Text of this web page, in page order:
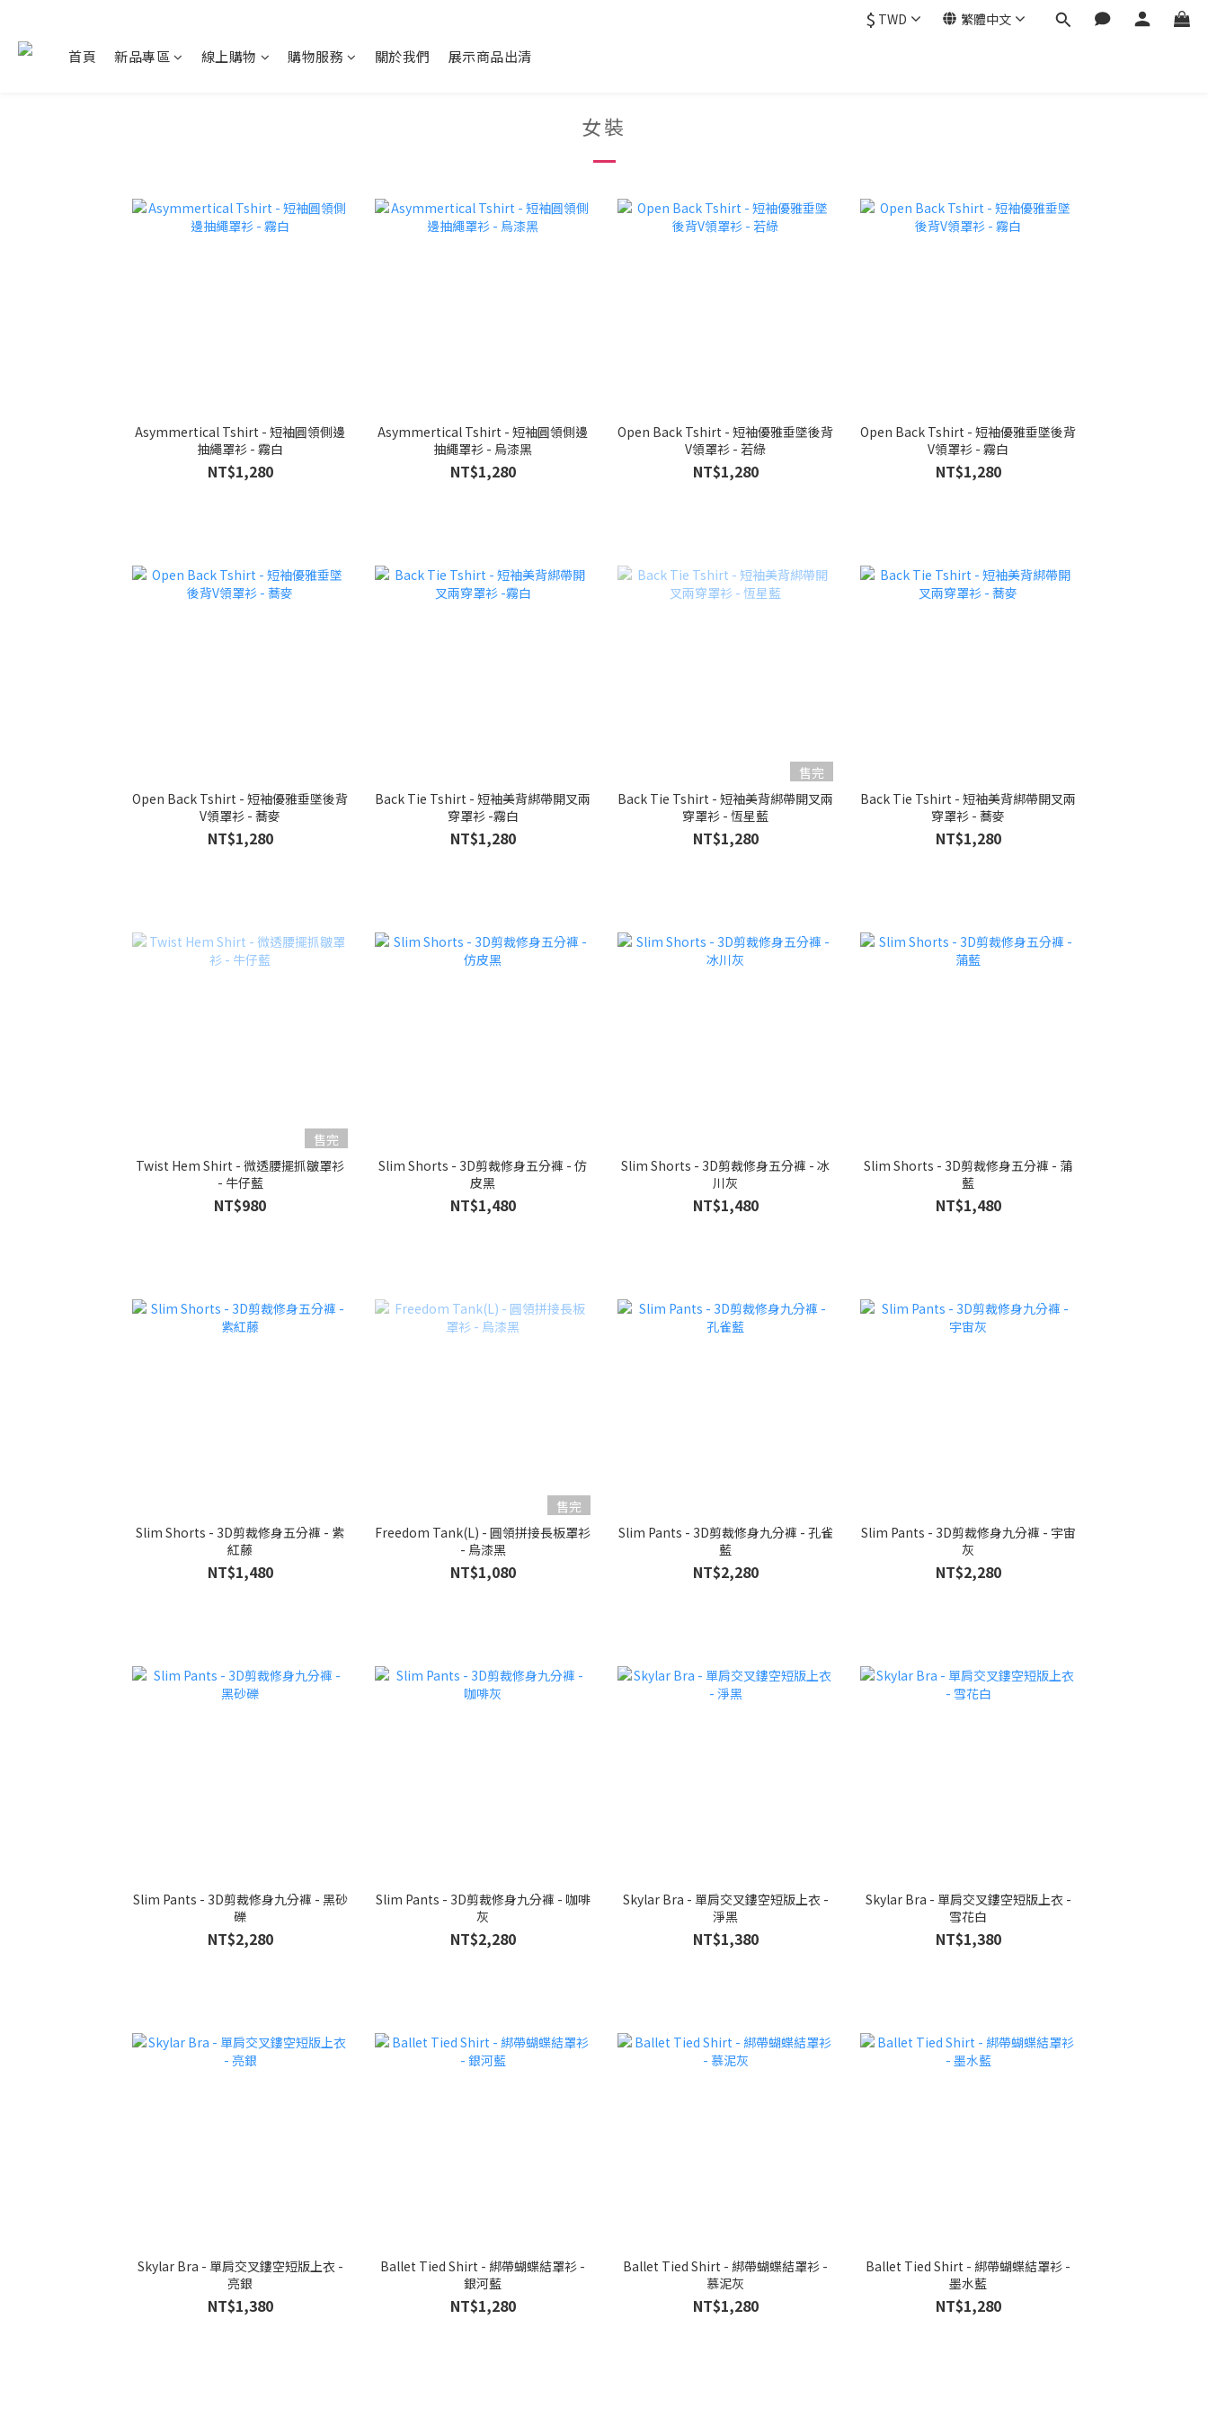
$ TWD 繁體中文
首頁 新品專區 線上購物 購物服務 關於我們 展示商品出清
女裝
Asymmertical Tshirt - 短袖圓領側邊
抽繩罩衫 - 霧白
NT$1,280
Asymmertical Tshirt - 短袖圓領側邊
抽繩罩衫 - 烏漆黑
NT$1,280
Open Back Tshirt - 短袖優雅垂墜後背
V領罩衫 - 若綠
NT$1,280
Open Back Tshirt - 短袖優雅垂墜後背
V領罩衫 - 霧白
NT$1,280
Open Back Tshirt - 短袖優雅垂墜後背
V領罩衫 - 蕎麥
NT$1,280
Back Tie Tshirt - 短袖美背綁帶開叉兩
穿罩衫 -霧白
NT$1,280
售完
Back Tie Tshirt - 短袖美背綁帶開叉兩
穿罩衫 - 恆星藍
NT$1,280
Back Tie Tshirt - 短袖美背綁帶開叉兩
穿罩衫 - 蕎麥
NT$1,280
售完
Twist Hem Shirt - 微透腰擺抓皺罩衫
- 牛仔藍
NT$980
Slim Shorts - 3D剪裁修身五分褲 - 仿
皮黑
NT$1,480
Slim Shorts - 3D剪裁修身五分褲 - 冰
川灰
NT$1,480
Slim Shorts - 3D剪裁修身五分褲 - 蒲
藍
NT$1,480
Slim Shorts - 3D剪裁修身五分褲 - 紫
紅藤
NT$1,480
售完
Freedom Tank(L) - 圓領拼接長板罩衫
- 烏漆黑
NT$1,080
Slim Pants - 3D剪裁修身九分褲 - 孔雀
藍
NT$2,280
Slim Pants - 3D剪裁修身九分褲 - 宇宙
灰
NT$2,280
Slim Pants - 3D剪裁修身九分褲 - 黑砂
礫
NT$2,280
Slim Pants - 3D剪裁修身九分褲 - 咖啡
灰
NT$2,280
Skylar Bra - 單肩交叉鏤空短版上衣 -
淨黑
NT$1,380
Skylar Bra - 單肩交叉鏤空短版上衣 -
雪花白
NT$1,380
Skylar Bra - 單肩交叉鏤空短版上衣 -
亮銀
NT$1,380
Ballet Tied Shirt - 綁帶蝴蝶結罩衫 -
銀河藍
NT$1,280
Ballet Tied Shirt - 綁帶蝴蝶結罩衫 -
慕泥灰
NT$1,280
Ballet Tied Shirt - 綁帶蝴蝶結罩衫 -
墨水藍
NT$1,280